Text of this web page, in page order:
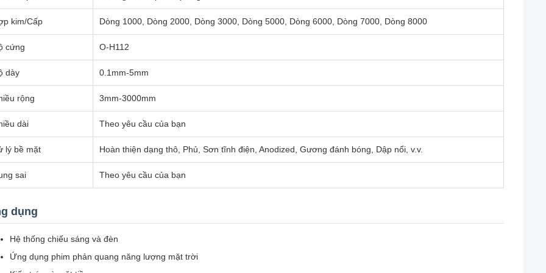
kim/Cấp Dòng 1000, Dòng 2000, Dòng 3000, Dòng 5000, Dòng 6000, Dòng 7000, Dòng 8000
cứng O-H112
dày 0.1mm-5mm
rộng 3mm-3000mm
dài Theo yêu cầu của bạn
lý bề mặt Hoàn thiện dạng thô, Phủ, Sơn tĩnh điện, Anodized, Gương đánh bóng, Dập nổi, v.v.
sai Theo yêu cầu của bạn
dụng
Hệ thống chiếu sáng và đèn
Ứng dụng phim phản quang năng lượng mặt trời